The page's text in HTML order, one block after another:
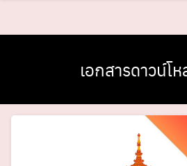
เอกสารดาวน์โ